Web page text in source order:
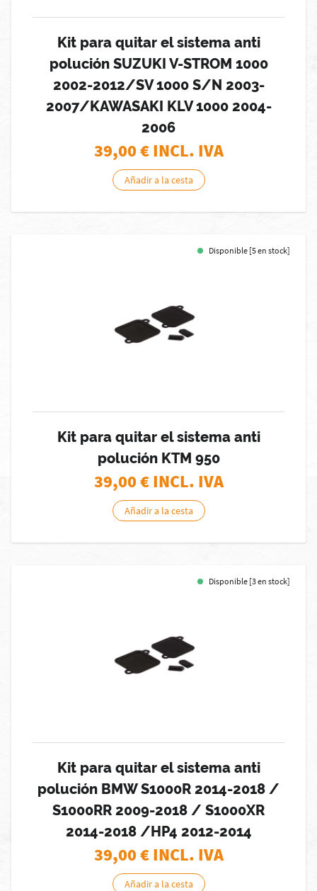
Kit para quitar el sistema anti
polución SUZUKI V-STROM 1000
2002-2012/SV 1000 S/N 2003-
2007/KAWASAKI KLV 1000 2004-
2006
39,00€ INCL. IVA
Añadir a la cesta
Disponible [5 en stock]
Kit para quitar el sistema anti
polución KTM 950
39,00€ INCL. IVA
Añadir a la cesta
Disponible [3 en stock]
Kit para quitar el sistema anti
polución BMW S1000R 2014-2018 /
S1000RR 2009-2018 / S1000XR
2014-2018 /HP4 2012-2014
39,00€ INCL. IVA
Añadir a la cesta